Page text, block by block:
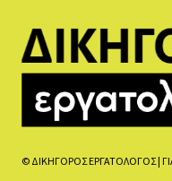
© ΔΙΚΗΓΟΡΟΣ ΕΡΓΑΤΟΛΟΓΟΣ |